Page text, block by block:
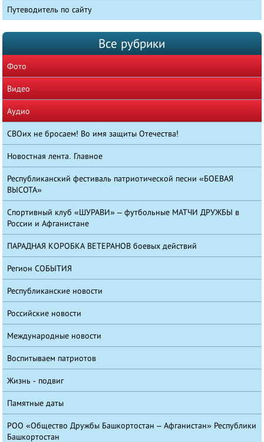
Путеводитель по сайту
Все рубрики
Фото
Видео
Аудио
СВОих не бросаем! Во имя защиты Отечества!
Новостная лента. Главное
Республиканский фестиваль патриотической песни «БОЕВАЯ
ВЫСОТА»
Спортивный клуб «ШУРАВИ» – футбольные МАТЧИ ДРУЖБЫ в
России и Афганистане
ПАРАДНАЯ КОРОБКА ВЕТЕРАНОВ боевых действий
Регион СОБЫТИЯ
Республиканские новости
Российские новости
Международные новости
Воспитываем патриотов
Жизнь - подвиг
Памятные даты
РОО «Общество Дружбы Башкортостан – Афганистан» Республики
Башкортостан